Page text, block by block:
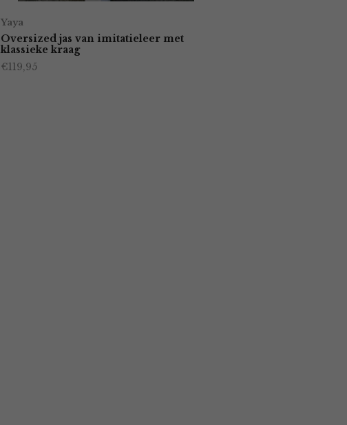
Yaya
Oversized jas van imitatieleer met
klassieke kraag
€119,95